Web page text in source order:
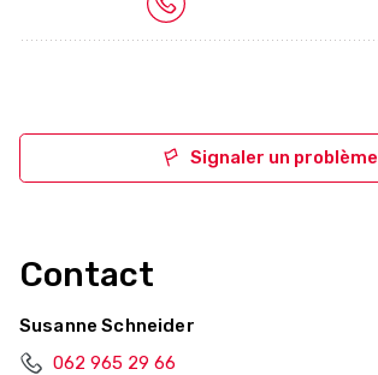
Signaler un problème
Contact
Susanne Schneider
062 965 29 66